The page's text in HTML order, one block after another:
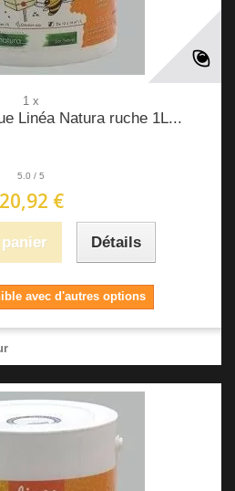
1 x
Linéa Natura ruche 1L...
5.0 / 5
20,92 €
Détails
avec d'autres options